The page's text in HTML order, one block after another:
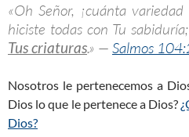
«Oh Señor, ¡cuánta
hiciste todas con Tu sabiduría;
Tus criaturas.» — Salmos
Nosotros le pertenecemos a
Dios lo que le pertenece a Dios?
Dios?